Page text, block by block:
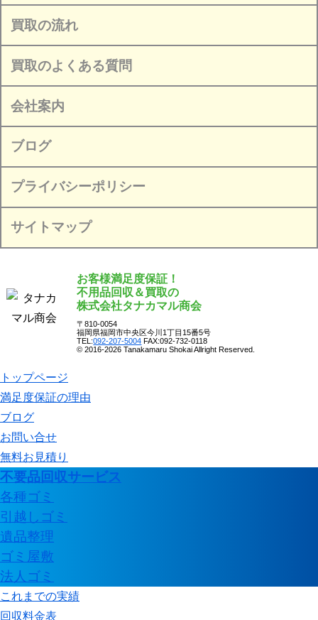
買取の流れ
買取のよくある質問
会社案内
ブログ
プライバシーポリシー
サイトマップ
お客様満足度保証！
不用品回収＆買取の
株式会社タナカマル商会
〒810-0054
福岡県福岡市中央区今川1丁目15番5号
TEL:092-207-5004 FAX:092-732-0118
© 2016-2026 Tanakamaru Shokai Allright Reserved.
トップページ
満足度保証の理由
ブログ
お問い合せ
無料お見積り
不要品回収サービス
各種ゴミ
引越しゴミ
遺品整理
ゴミ屋敷
法人ゴミ
これまでの実績
回収料金表